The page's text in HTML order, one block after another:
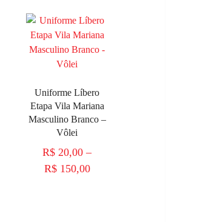
Uniforme Líbero
Etapa Vila Mariana
Masculino Branco –
Vôlei
R$ 20,00 –
R$150,00